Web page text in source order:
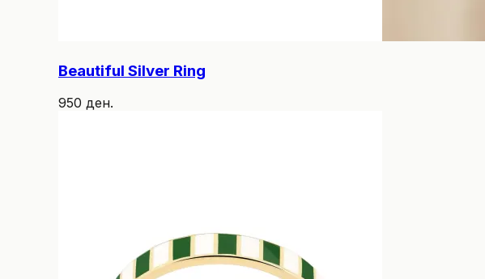
Beautiful Silver Ring
950 ден.